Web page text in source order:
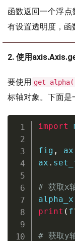
函数返回一个浮
有设置透明度，函
2. 使用
要使用
标轴对象。下面是
import
fig , ax
ax .
# 获取x
alpha_x
print ( f
# 获取y